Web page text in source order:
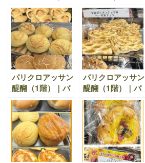
テル食パン。ロン
グセラー商品。
みみまでやわらか
いしっとりとした
食感
パンは、毎日毎
日、ひとつひとつ
手作りで焼き上げ
ています。
パリクロアッサン
醍醐（1階）｜バ
ラエティに富んだ
焼き立てパンを提
供しています。
パリクロアッサン
醍醐（1階）｜バ
ラエティに富んだ
焼き立てパンを提
供しています。